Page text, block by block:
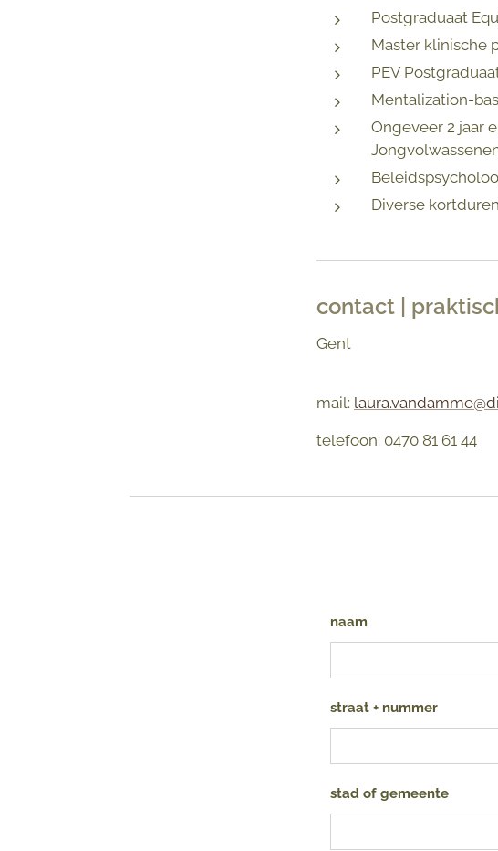
Postgraduaat
Master klinische
PEV
Mentalization-
Ongeveer 2 jaar
Diverse
contact |
Gent
mail:
telefoon: 0470 81 61 44
naam
straat + nummer
stad of gemeente